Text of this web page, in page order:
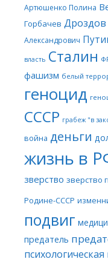
Артюшенко Полина
Горбачев Дроздов
Александрович
власть Сталин
фашизм белый
геноцид
СССР грабеж "в
война деньги
жизнь в
зверство зверство
Родине-СССР
подвиг
предатель